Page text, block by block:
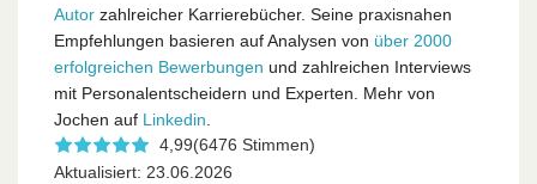
Autor zahlreicher Karrierebücher. Seine praxisnahen
Empfehlungen basieren auf Analysen von über 2000
erfolgreichen Bewerbungen und zahlreichen Interviews
mit Personalentscheidern und Experten. Mehr von
Jochen auf Linkedin.
4,99(6476 Stimmen)
Aktualisiert: 23.06.2026